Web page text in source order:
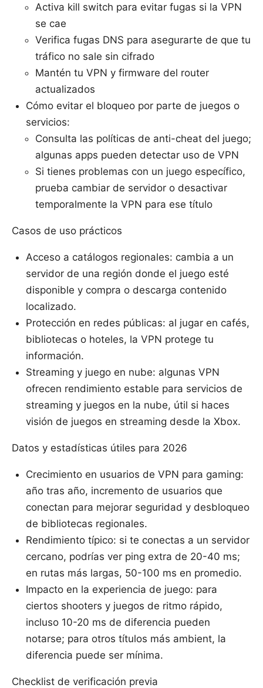
Activa kill switch para evitar fugas si la VPN
se cae
Verifica fugas DNS para asegurarte de que tu
tráfico no sale sin cifrado
Mantén tu VPN y firmware del router
actualizados
Cómo evitar el bloqueo por parte de juegos o
servicios:
Consulta las políticas de anti-cheat del juego;
algunas apps pueden detectar uso de VPN
Si tienes problemas con un juego específico,
prueba cambiar de servidor o desactivar
temporalmente la VPN para ese título
Casos de uso prácticos
Acceso a catálogos regionales: cambia a un
servidor de una región donde el juego esté
disponible y compra o descarga contenido
localizado.
Protección en redes públicas: al jugar en cafés,
bibliotecas o hoteles, la VPN protege tu
información.
Streaming y juego en nube: algunas VPN
ofrecen rendimiento estable para servicios de
streaming y juegos en la nube, útil si haces
visión de juegos en streaming desde la Xbox.
Datos y estadísticas útiles para 2026
Crecimiento en usuarios de VPN para gaming:
año tras año, incremento de usuarios que
conectan para mejorar seguridad y desbloqueo
de bibliotecas regionales.
Rendimiento típico: si te conectas a un servidor
cercano, podrías ver ping extra de 20-40 ms;
en rutas más largas, 50-100 ms en promedio.
Impacto en la experiencia de juego: para
ciertos shooters y juegos de ritmo rápido,
incluso 10-20 ms de diferencia pueden
notarse; para otros títulos más ambient, la
diferencia puede ser mínima.
Checklist de verificación previa